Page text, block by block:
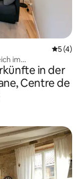
5 (4)
im
in der
Centre de